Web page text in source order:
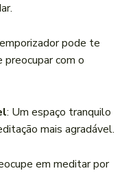
pode te
preocupar com o
: Um espaço tranquilo
mais agradável.
em meditar por